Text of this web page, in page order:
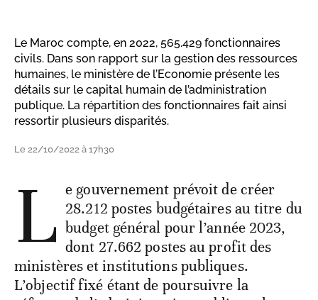
Le Maroc compte, en 2022, 565.429 fonctionnaires
civils. Dans son rapport sur la gestion des ressources
humaines, le ministère de l’Economie présente les
détails sur le capital humain de l’administration
publique. La répartition des fonctionnaires fait ainsi
ressortir plusieurs disparités.
Le 22/10/2022 à 17h30
L e gouvernement prévoit de créer
28.212 postes budgétaires au titre du
budget général pour l’année 2023,
dont 27.662 postes au profit des
ministères et institutions publiques.
L’objectif fixé étant de poursuivre la